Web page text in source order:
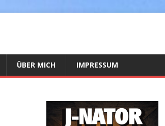
ÜBER MICH IMPRESSUM